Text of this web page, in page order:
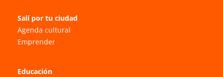
Salí por tu ciudad
Agenda cultural
Emprender
Educación